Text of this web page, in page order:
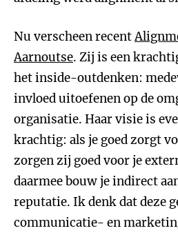
Nu verscheen recent
Aarnoutse. Zij is een
het inside-outdenken:
invloed uitoefenen op de
organisatie. Haar visie is
krachtig: als je goed zorgt
zorgen zij goed voor je
daarmee bouw je indirect
reputatie. Ik denk dat deze
communicatie- en